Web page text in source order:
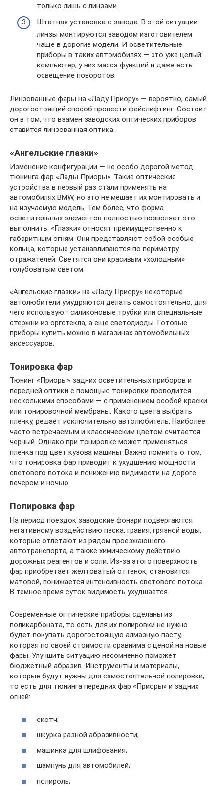
только лишь с линзами.
Штатная установка с завода. В этой ситуации
линзы монтируются заводом изготовителем
чаще в дорогие модели. И осветительные
приборы в таких автомобилях — это уже целый
компьютер, у них масса функций и даже есть
освещение поворотов.
Линзованные фары на «Ладу Приору» — вероятно, самый
дорогостоящий способ провести фейслифтинг. Состоит
он в том, что взамен заводских оптических приборов
ставится линзованная оптика.
«Ангельские глазки»
Изменение конфигурации — не особо дорогой метод
тюнинга фар «Лады Приоры». Такие оптические
устройства в первый раз стали применять на
автомобилях BMW, но это не мешает их монтировать и
на изучаемую модель. Тем более, что форма
осветительных элементов полностью позволяет это
выполнить. «Глазки» относят преимущественно к
габаритным огням. Они представляют собой особые
кольца, которые устанавливаются по периметру
отражателей. Светятся они красивым «холодным»
голубоватым светом.
«Ангельские глазки» на «Ладу Приору» некоторые
автолюбители умудряются делать самостоятельно, для
чего используют силиконовые трубки или специальные
стержни из оргстекла, а еще светодиоды. Готовые
приборы купить можно в магазинах автомобильных
аксессуаров.
Тонировка фар
Тюнинг «Приоры» задних осветительных приборов и
передней оптики с помощью тонировки проводится
несколькими способами — с применением особой краски
или тонировочной мембраны. Какого цвета выбрать
пленку, решает исключительно автолюбитель. Наиболее
часто встречаемым и классическим цветом считается
черный. Однако при тонировке может применяться
пленка под цвет кузова машины. Важно помнить о том,
что тонировка фар приводит к ухудшению мощности
светового потока и понижению видимости на дороге
вечером и ночью.
Полировка фар
На период поездок заводские фонари подвергаются
негативному воздействию песка, гравия, грязной воды,
которые отлетают из рядом проезжающего
автотранспорта, а также химическому действию
дорожных реагентов и соли. Из-за этого поверхность
фар приобретает желтоватый оттенок, становится
матовой, понижается интенсивность светового потока.
В темное время суток видимость ухудшается.
Современные оптические приборы сделаны из
поликарбоната, то есть для их полировки не нужно
будет покупать дорогостоящую алмазную пасту,
которая по своей стоимости сравнима с ценой на новые
фары. Улучшить ситуацию несомненно поможет
бюджетный абразив. Инструменты и материалы,
которые будут нужны для самостоятельной полировки,
то есть для тюнинга передних фар «Приоры» и задних
огней:
скотч;
шкурка разной абразивности;
машинка для шлифования;
шампунь для автомобилей;
полироль;